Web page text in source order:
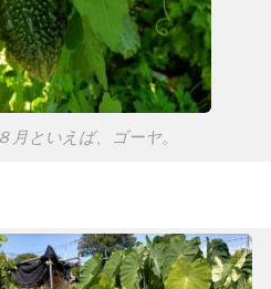
８月といえば、ゴーヤ。